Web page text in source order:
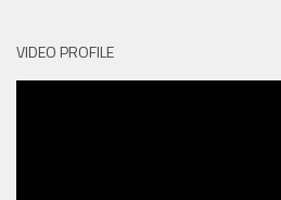
VIDEO PROFILE